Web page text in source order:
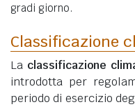
gradi giorno.
Classificazione
La classificazione
introdotta per
periodo di esercizio